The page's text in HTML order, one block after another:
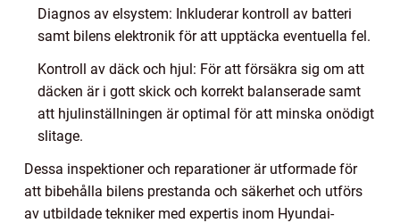
Diagnos av elsystem: Inkluderar kontroll av batteri
samt bilens elektronik för att upptäcka eventuella fel.
Kontroll av däck och hjul: För att försäkra sig om att
däcken är i gott skick och korrekt balanserade samt
att hjulinställningen är optimal för att minska onödigt
slitage.
Dessa inspektioner och reparationer är utformade för
att bibehålla bilens prestanda och säkerhet och utförs
av utbildade tekniker med expertis inom Hyundai-